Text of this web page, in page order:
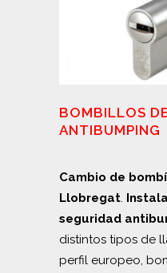
BOMBILLOS
ANTIBUMPING
Cambio de
Llobregat.
seguridad
distintos tipos de
perfil europeo,